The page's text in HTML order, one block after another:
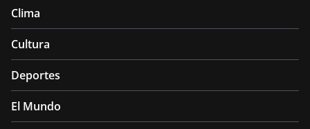
Clima
Cultura
Deportes
El Mundo